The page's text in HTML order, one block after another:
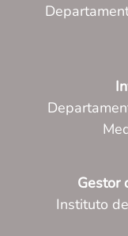
Gestor
Instituto